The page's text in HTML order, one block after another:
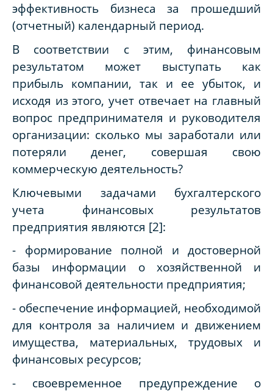
эффективность бизнеса за прошедший
(отчетный) календарный период.
В соответствии с этим, финансовым
результатом может выступать как
прибыль компании, так и ее убыток, и
исходя из этого, учет отвечает на главный
вопрос предпринимателя и руководителя
организации: сколько мы заработали или
потеряли денег, совершая свою
коммерческую деятельность?
Ключевыми задачами бухгалтерского
учета финансовых результатов
предприятия являются [2]:
- формирование полной и достоверной
базы информации о хозяйственной и
финансовой деятельности предприятия;
- обеспечение информацией, необходимой
для контроля за наличием и движением
имущества, материальных, трудовых и
финансовых ресурсов;
- своевременное предупреждение о